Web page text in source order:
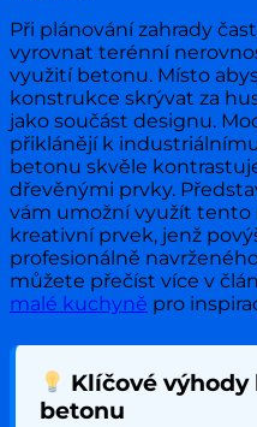
Při plánování zahrady
vyrovnat terénní
využití betonu. Místo
konstrukce skrývat za
jako součást designu.
přiklánějí k
betonu skvěle
dřevěnými prvky.
vám umožní využít
kreativní prvek, jenž
profesionálně
můžete přečíst více v
malé kuchyně pro
Klíčové
betonu